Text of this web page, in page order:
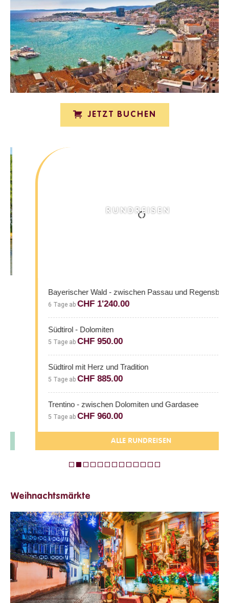
JETZT BUCHEN
RUNDREISEN
Bayerischer Wald - zwischen Passau und Regensburg
6 Tage ab CHF 1'240.00
Südtirol - Dolomiten
5 Tage ab CHF 950.00
Südtirol mit Herz und Tradition
5 Tage ab CHF 885.00
Trentino - zwischen Dolomiten und Gardasee
5 Tage ab CHF 960.00
ALLE RUNDREISEN
Weihnachtsmärkte